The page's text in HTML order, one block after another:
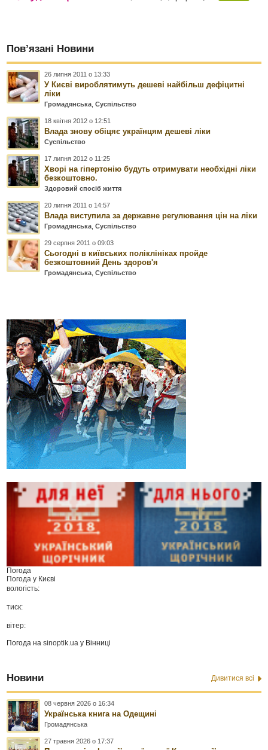
Пов’язані Новини
26 липня 2011 о 13:33
У Києві вироблятимуть дешеві найбільш дефіцитні
ліки
Громадянська ,Суспільство
18 квітня 2012 о 12:51
Влада знову обіцяє українцям дешеві ліки
Суспільство
17 липня 2012 о 11:25
Хворі на гіпертонію будуть отримувати необхідні ліки
безкоштовно.
Здоровий спосіб життя
20 липня 2011 о 14:57
Влада виступила за державне регулювання цін на ліки
Громадянська ,Суспільство
29 серпня 2011 о 09:03
Сьогодні в київських поліклініках пройде
безкоштовний День здоров'я
Громадянська ,Суспільство
Погода
Погода у Києві
вологість:
тиск:
вітер:
Погода наsinoptik.ua у Вінниці
Новини Дивитися всі
08 червня 2026 о 16:34
Українська книга на Одещині
Громадянська
27 травня 2026 о 17:37